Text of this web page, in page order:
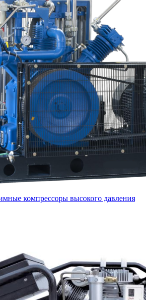
компрессоры высокого давления